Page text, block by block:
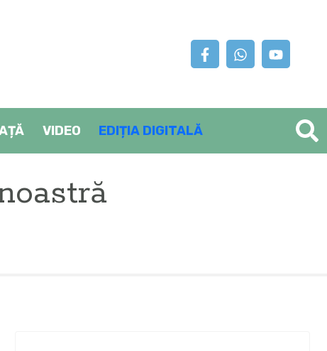
VIDEO EDIȚIA DIGITALĂ